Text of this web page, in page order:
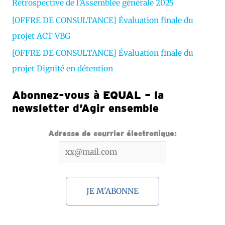
Rétrospective de l’Assemblée générale 2025
[OFFRE DE CONSULTANCE] Évaluation finale du
projet ACT VBG
[OFFRE DE CONSULTANCE] Évaluation finale du
projet Dignité en détention
Abonnez-vous à EQUAL – la
newsletter d’Agir ensemble
Adresse de courrier électronique: